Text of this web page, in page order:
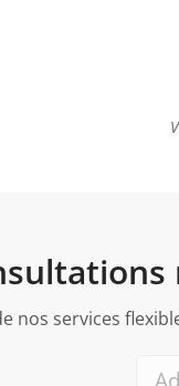
nos services